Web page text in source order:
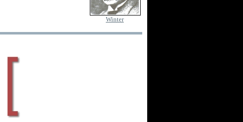
Winter